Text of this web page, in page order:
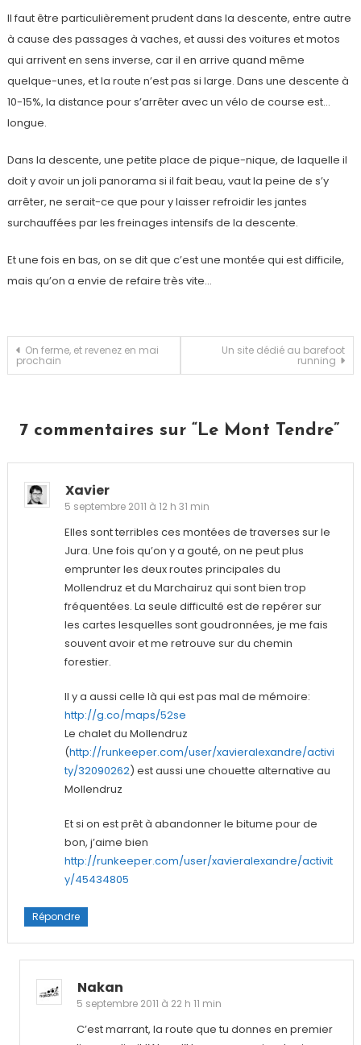
Il faut être particulièrement prudent dans la descente, entre autre
à cause des passages à vaches, et aussi des voitures et motos
qui arrivent en sens inverse, car il en arrive quand même
quelque-unes, et la route n’est pas si large. Dans une descente à
10-15%, la distance pour s’arrêter avec un vélo de course est…
longue.
Dans la descente, une petite place de pique-nique, de laquelle il
doit y avoir un joli panorama si il fait beau, vaut la peine de s’y
arrêter, ne serait-ce que pour y laisser refroidir les jantes
surchauffées par les freinages intensifs de la descente.
Et une fois en bas, on se dit que c’est une montée qui est difficile,
mais qu’on a envie de refaire très vite…
Navigation
l’article
On ferme, et revenez en mai
prochain
Un site dédié au barefoot
running
7 commentaires sur “Le Mont Tendre”
Xavier
5 septembre 2011 à 12 h 31 min
Elles sont terribles ces montées de traverses sur le
Jura. Une fois qu’on y a gouté, on ne peut plus
emprunter les deux routes principales du
Mollendruz et du Marchairuz qui sont bien trop
fréquentées. La seule difficulté est de repérer sur
les cartes lesquelles sont goudronnées, je me fais
souvent avoir et me retrouve sur du chemin
forestier.
Il y a aussi celle là qui est pas mal de mémoire:
http://g.co/maps/52se
Le chalet du Mollendruz
(http://runkeeper.com/user/xavieralexandre/activi
ty/32090262) est aussi une chouette alternative au
Mollendruz
Et si on est prêt à abandonner le bitume pour de
bon, j’aime bien
http://runkeeper.com/user/xavieralexandre/activit
y/45434805
Répondre
Nakan
5 septembre 2011 à 22 h 11 min
C’est marrant, la route que tu donnes en premier